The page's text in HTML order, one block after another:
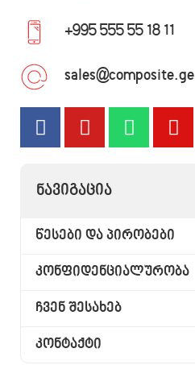
+995 555 55 18 11
sales@composite.ge
ᲜᲐᲕᲘᲒᲐᲪᲘᲐ
წესები და პირობები
კონფიდენციალურობა
ჩვენ შესახებ
კონტაქტი